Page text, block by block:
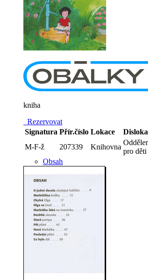
kniha
Rezervovat
Signatura Přír.číslo Lokace
M-F-ž
207339 Knihovna
pro děti
Obsah